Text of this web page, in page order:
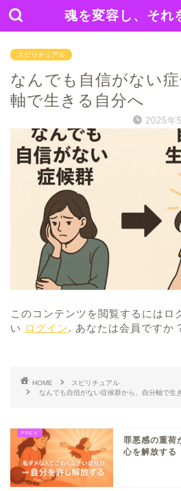
魂を変容し、それ
スピリチュアル
なんでも自信がない
軸で生きる自分へ
2025年
このコンテンツを閲覧するにはロ
い ログイン. あなたは会員ですか
HOME
スピリチュアル
なんでも自信がない症候群から、自分軸で生
罪悪感の重荷
心を解放する